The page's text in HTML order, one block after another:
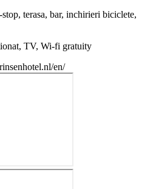
terasa, bar, inchirieri biciclete,
TV, Wi-fi gratuity
en/